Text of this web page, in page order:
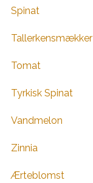
Spinat
Tallerkensmækker
Tomat
Tyrkisk Spinat
Vandmelon
Zinnia
Ærteblomst